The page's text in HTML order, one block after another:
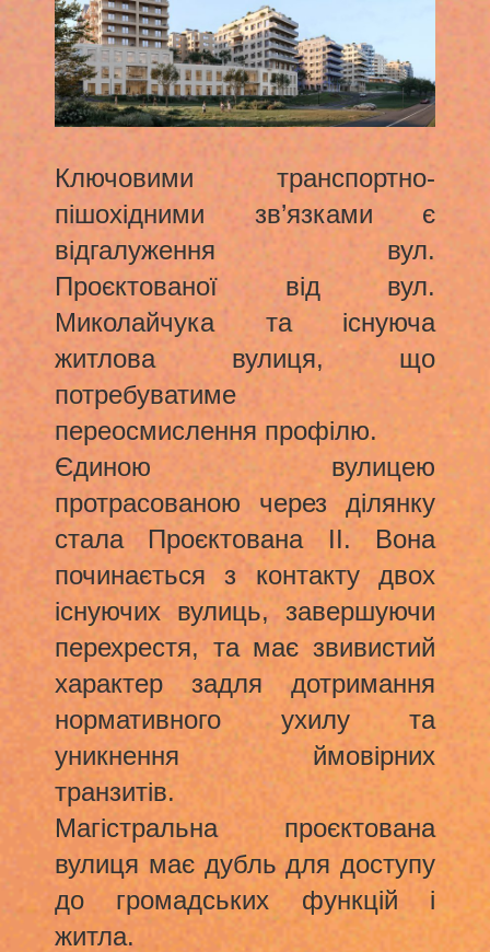
Ключовими транспортно-
пішохідними зв’язками є
відгалуження вул.
Проєктованої від вул.
Миколайчука та існуюча
житлова вулиця, що
потребуватиме
переосмислення профілю.
Єдиною вулицею
протрасованою через ділянку
стала Проєктована ІІ. Вона
починається з контакту двох
існуючих вулиць, завершуючи
перехрестя, та має звивистий
характер задля дотримання
нормативного ухилу та
уникнення ймовірних
транзитів.
Магістральна проєктована
вулиця має дубль для доступу
до громадських функцій і
житла.